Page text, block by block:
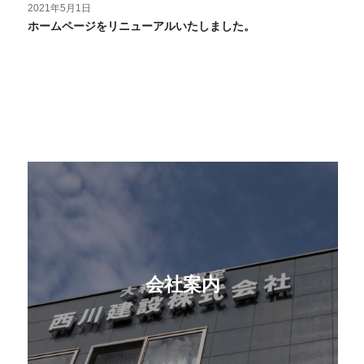
2021年5月1日
ホームページをリニューアルいたしました。
会社案内